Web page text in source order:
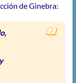
de Ginebra: